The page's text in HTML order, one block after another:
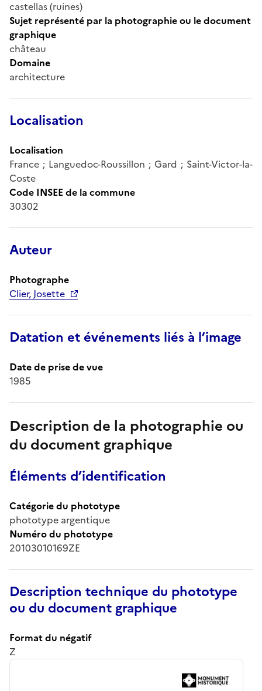
castellas (ruines)
Sujet représenté par la photographie ou le document
graphique
château
Domaine
architecture
Localisation
Localisation
France ; Languedoc-Roussillon ; Gard ; Saint-Victor-la-
Coste
Code INSEE de la commune
30302
Auteur
Photographe
Clier, Josette
Datation et événements liés à l’image
Date de prise de vue
1985
Description de la photographie ou
du document graphique
Éléments d’identification
Catégorie du phototype
phototype argentique
Numéro du phototype
20103010169ZE
Description technique du phototype
ou du document graphique
Format du négatif
Z